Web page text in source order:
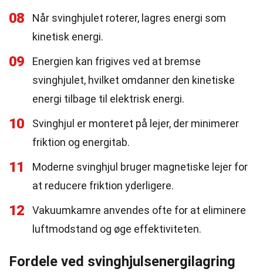
08
Når svinghjulet roterer, lagres energi som
kinetisk energi.
09
Energien kan frigives ved at bremse
svinghjulet, hvilket omdanner den kinetiske
energi tilbage til elektrisk energi.
10
Svinghjul er monteret på lejer, der minimerer
friktion og energitab.
11
Moderne svinghjul bruger magnetiske lejer for
at reducere friktion yderligere.
12
Vakuumkamre anvendes ofte for at eliminere
luftmodstand og øge effektiviteten.
Fordele ved svinghjulsenergilagring